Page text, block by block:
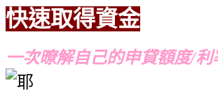
快速取得資金
一次暸解自己的申貸額度/利